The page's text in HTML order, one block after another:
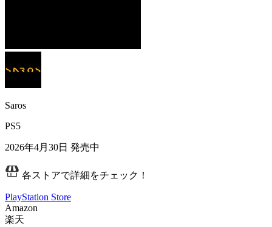
Saros
PS5
2026年4月30日 発売中
各ストアで詳細をチェック！
PlayStation Store
Amazon
楽天